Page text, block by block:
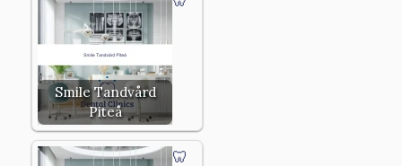
Smile Tandvård
Piteå